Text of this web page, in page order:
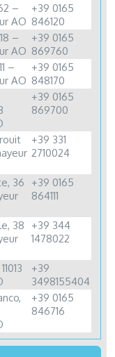
–
AO
+39 0165
846120
–
AO
+39 0165
869760
–
AO
+39 0165
848170
+39 0165
869700
+39 331
2710024
36
+39 0165
864111
38
+39 344
1478022
+39
3498155404
+39 0165
846716